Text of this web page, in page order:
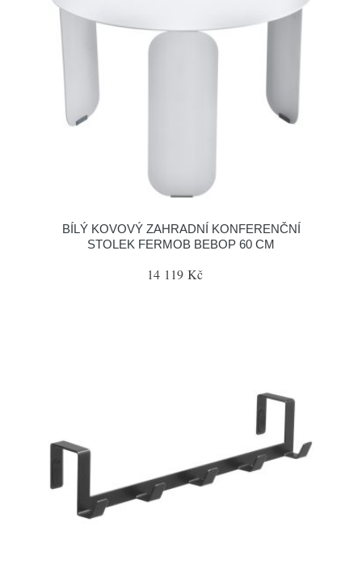
BÍLÝ KOVOVÝ ZAHRADNÍ KONFERENČNÍ
STOLEK FERMOB BEBOP 60 CM
14 119 Kč